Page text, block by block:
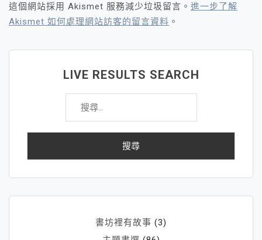
這個網站採用 Akismet 服務減少垃圾留言。 進一步了解
Akismet 如何處理網站訪客的留言資料 。
LIVE RESULTS SEARCH
搜
關
書坊裡有故事 (3)